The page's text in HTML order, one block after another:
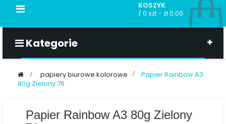
KOSZYK
/ 0 szt - zł 0.00
Kategorie
Przełącz
> papiery biurowe kolorowe >
Papier Rainbow A3
80g Zielony 76
Papier Rainbow A3 80g Zielony